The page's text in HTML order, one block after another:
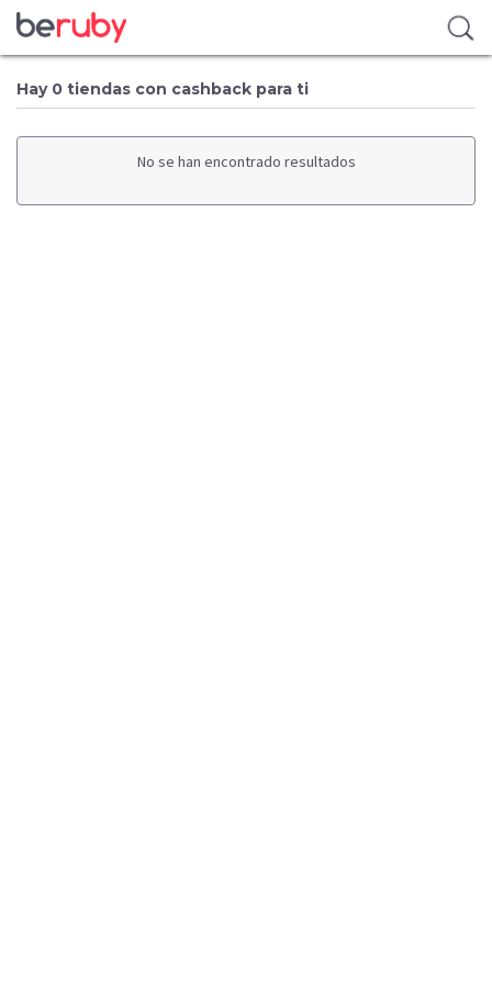
Hay 0 tiendas con cashback para ti
No se han encontrado resultados